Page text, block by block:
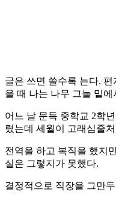
글은 쓰면 쓸수록 는다.
을 때 나는 나무 그늘 밑
어느 날 문득 중학교 2학
렸는데 세월이 고래심줄
전역을 하고 복직을 했지
실은 그렇지가 못했다.
결정적으로 직장을 그만